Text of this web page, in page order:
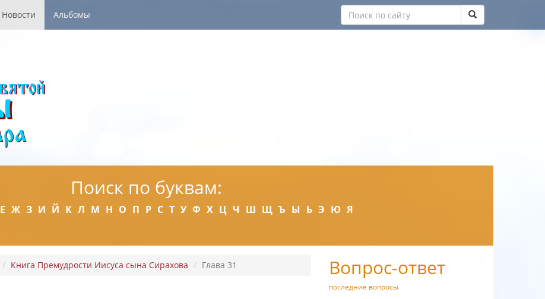
Новости Альбомы
Поиск по буквам:
Е Ж З И Й К Л М Н О П Р С Т У Ф Х Ц Ч Ш Щ Ъ Ы Ь Э Ю Я
Книга Премудрости Иисуса сына Сирахова Глава 31 Вопрос-ответ
последние вопросы